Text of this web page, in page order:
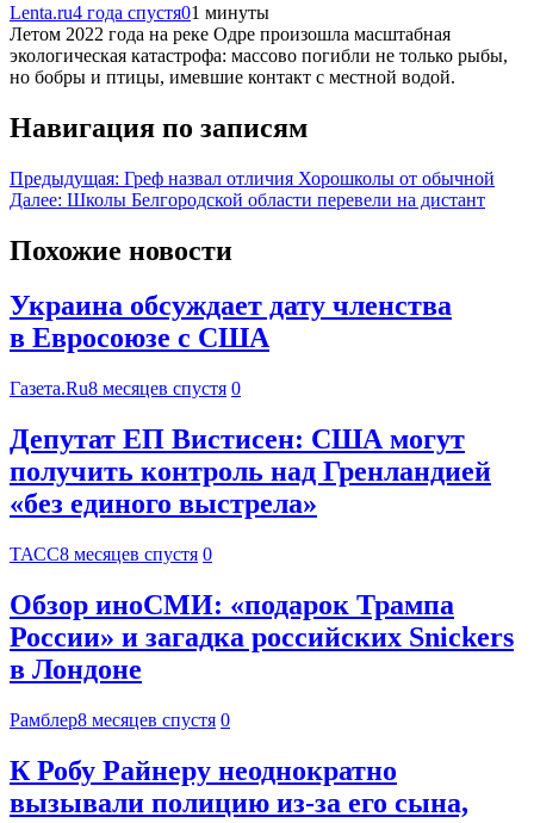
Lenta.ru4 года спустя01 минуты
Летом 2022 года на реке Одре произошла масштабная
экологическая катастрофа: массово погибли не только рыбы,
но бобры и птицы, имевшие контакт с местной водой.
Навигация по записям
Предыдущая: Греф назвал отличия Хорошколы от обычной
Далее: Школы Белгородской области перевели на дистант
Похожие новости
Украина обсуждает дату членства
в Евросоюзе с США
Газета.Ru8 месяцев спустя 0
Депутат ЕП Вистисен: США могут
получить контроль над Гренландией
«без единого выстрела»
ТАСС8 месяцев спустя 0
Обзор иноСМИ: «подарок Трампа
России» и загадка российских Snickers
в Лондоне
Рамблер8 месяцев спустя 0
К Робу Райнеру неоднократно
вызывали полицию из-за его сына,